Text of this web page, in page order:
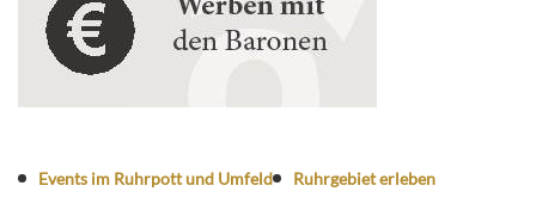
Events im Ruhrpott und Umfeld Ruhrgebiet erleben